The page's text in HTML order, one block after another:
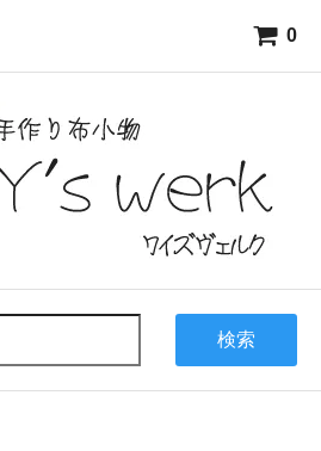
0
検索